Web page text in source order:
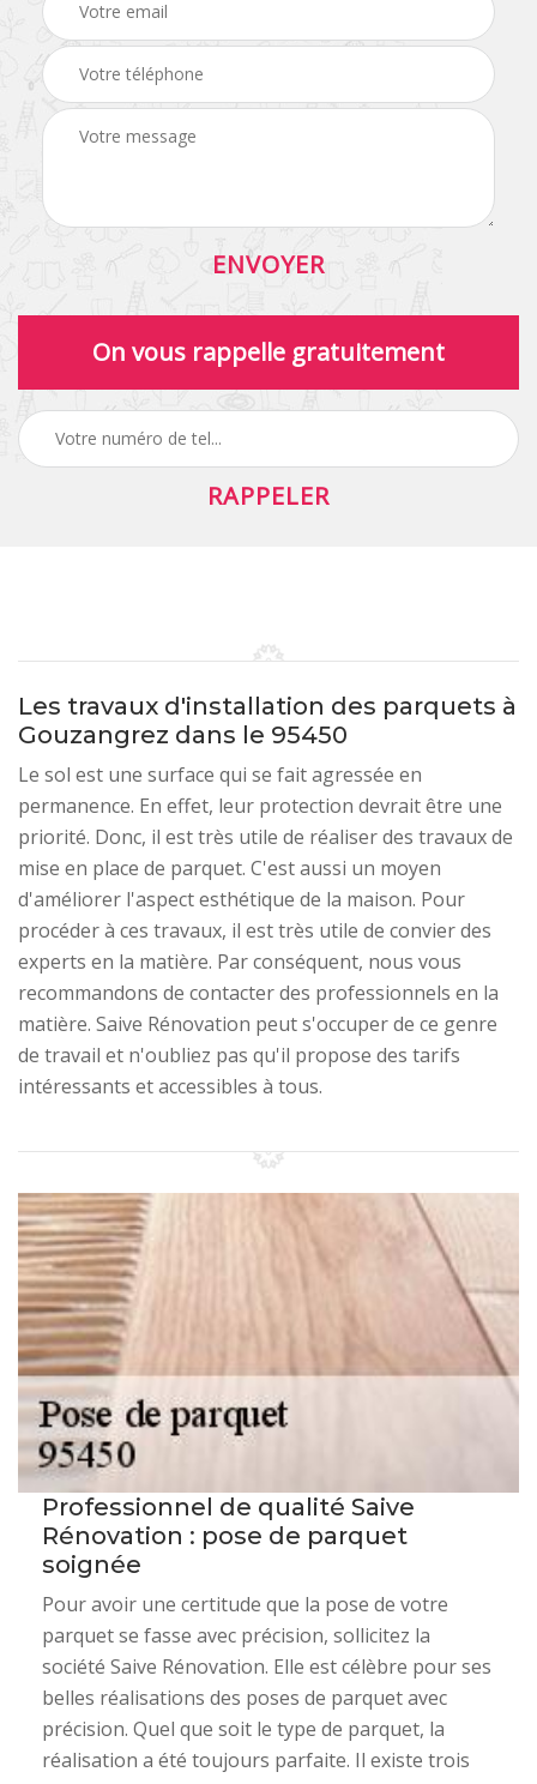
On vous rappelle gratuitement
Les travaux d'installation des parquets à
Gouzangrez dans le 95450
Le sol est une surface qui se fait agressée en
permanence. En effet, leur protection devrait être une
priorité. Donc, il est très utile de réaliser des travaux de
mise en place de parquet. C'est aussi un moyen
d'améliorer l'aspect esthétique de la maison. Pour
procéder à ces travaux, il est très utile de convier des
experts en la matière. Par conséquent, nous vous
recommandons de contacter des professionnels en la
matière. Saive Rénovation peut s'occuper de ce genre
de travail et n'oubliez pas qu'il propose des tarifs
intéressants et accessibles à tous.
Professionnel de qualité Saive
Rénovation : pose de parquet
soignée
Pour avoir une certitude que la pose de votre
parquet se fasse avec précision, sollicitez la
société Saive Rénovation. Elle est célèbre pour ses
belles réalisations des poses de parquet avec
précision. Quel que soit le type de parquet, la
réalisation a été toujours parfaite. Il existe trois